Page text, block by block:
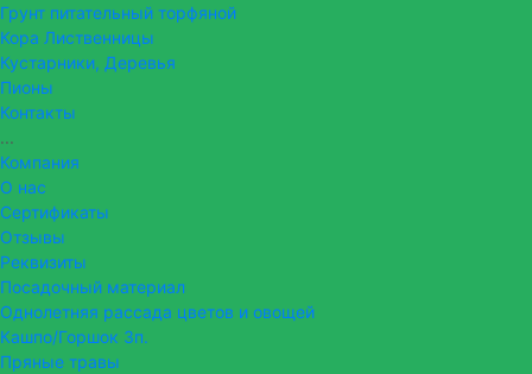
Грунт питательный торфяной
Кора Лиственницы
Кустарники, Деревья
Пионы
Контакты
...
Компания
О нас
Сертификаты
Отзывы
Реквизиты
Посадочный материал
Однолетняя рассада цветов и овощей
Кашпо/Горшок 3п.
Пряные травы